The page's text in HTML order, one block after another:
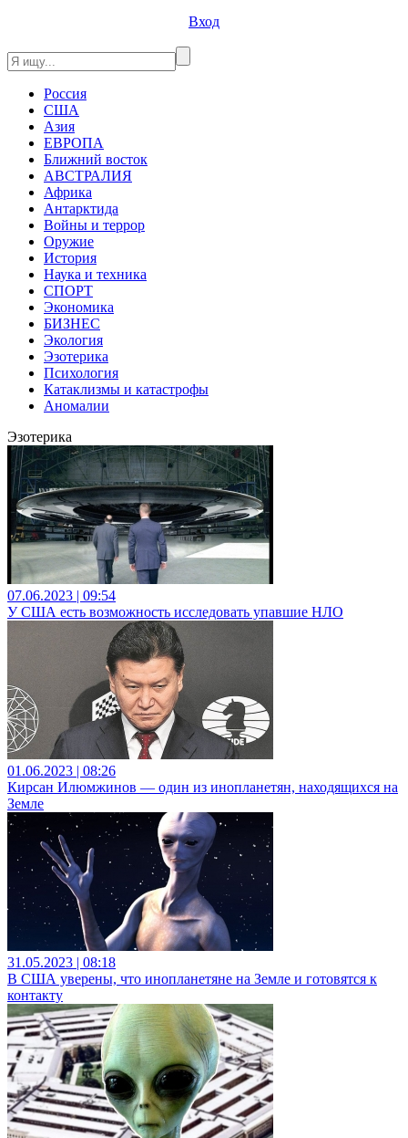
Вход
Россия
США
Азия
ЕВРОПА
Ближний восток
АВСТРАЛИЯ
Африка
Антарктида
Войны и террор
Оружие
История
Наука и техника
СПОРТ
Экономика
БИЗНЕС
Экология
Эзотерика
Психология
Катаклизмы и катастрофы
Аномалии
Эзотерика
07.06.2023 | 09:54
У США есть возможность исследовать упавшие НЛО
01.06.2023 | 08:26
Кирсан Илюмжинов — один из инопланетян, находящихся на
Земле
31.05.2023 | 08:18
В США уверены, что инопланетяне на Земле и готовятся к
контакту